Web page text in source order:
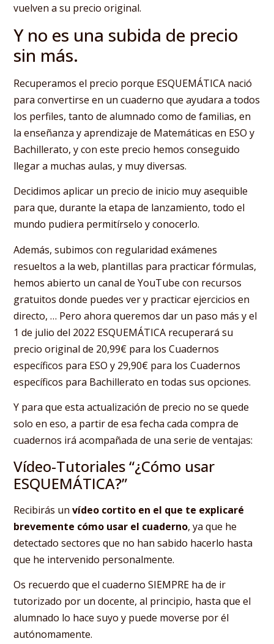
vuelven a su precio original.
Y no es una subida de precio
sin más.
Recuperamos el precio porque ESQUEMÁTICA nació
para convertirse en un cuaderno que ayudara a todos
los perfiles, tanto de alumnado como de familias, en
la enseñanza y aprendizaje de Matemáticas en ESO y
Bachillerato, y con este precio hemos conseguido
llegar a muchas aulas, y muy diversas.
Decidimos aplicar un precio de inicio muy asequible
para que, durante la etapa de lanzamiento, todo el
mundo pudiera permitírselo y conocerlo.
Además, subimos con regularidad exámenes
resueltos a la web, plantillas para practicar fórmulas,
hemos abierto un canal de YouTube con recursos
gratuitos donde puedes ver y practicar ejercicios en
directo, … Pero ahora queremos dar un paso más y el
1 de julio del 2022 ESQUEMÁTICA recuperará su
precio original de 20,99€ para los Cuadernos
específicos para ESO y 29,90€ para los Cuadernos
específicos para Bachillerato en todas sus opciones.
Y para que esta actualización de precio no se quede
solo en eso, a partir de esa fecha cada compra de
cuadernos irá acompañada de una serie de ventajas:
Vídeo-Tutoriales “¿Cómo usar
ESQUEMÁTICA?”
Recibirás un vídeo cortito en el que te explicaré
brevemente cómo usar el cuaderno, ya que he
detectado sectores que no han sabido hacerlo hasta
que he intervenido personalmente.
Os recuerdo que el cuaderno SIEMPRE ha de ir
tutorizado por un docente, al principio, hasta que el
alumnado lo hace suyo y puede moverse por él
autónomamente.